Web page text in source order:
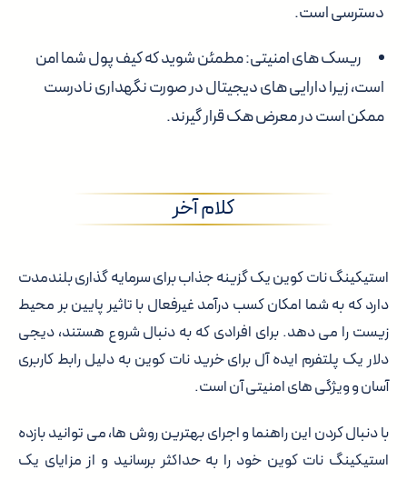
دسترسی است.
ریسک های امنیتی: مطمئن شوید که کیف پول شما امن
است، زیرا دارایی های دیجیتال در صورت نگهداری نادرست
ممکن است در معرض هک قرار گیرند.
کلام آخر
استیکینگ نات کوین یک گزینه جذاب برای سرمایه گذاری بلندمدت
دارد که به شما امکان کسب درآمد غیرفعال با تاثیر پایین بر محیط
زیست را می دهد. برای افرادی که به دنبال شروع هستند، دیجی
دلار یک پلتفرم ایده آل برای خرید نات کوین به دلیل رابط کاربری
آسان و ویژگی های امنیتی آن است.
با دنبال کردن این راهنما و اجرای بهترین روش ها، می توانید بازده
استیکینگ نات کوین خود را به حداکثر برسانید و از مزایای یک